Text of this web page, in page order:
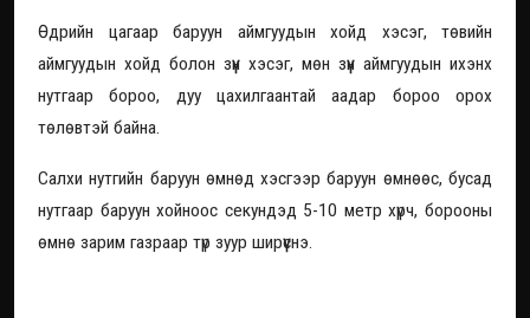
Өдрийн цагаар баруун аймгуудын хойд хэсэг, төвийн
аймгуудын хойд болон зүүн хэсэг, мөн зүүн аймгуудын ихэнх
нутгаар бороо, дуу цахилгаантай аадар бороо орох
төлөвтэй байна.
Салхи нутгийн баруун өмнөд хэсгээр баруун өмнөөс, бусад
нутгаар баруун хойноос секундэд 5-10 метр хүрч, борооны
өмнө зарим газраар түр зуур ширүүснэ.